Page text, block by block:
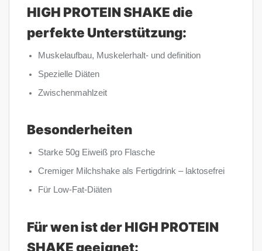
HIGH PROTEIN SHAKE die
perfekte Unterstützung:
Muskelaufbau, Muskelerhalt- und definition
Spezielle Diäten
Zwischenmahlzeit
Besonderheiten
Starke 50g Eiweiß pro Flasche
Cremiger Milchshake als Fertigdrink – laktosefrei
Für Low-Fat-Diäten
Für wen ist der HIGH PROTEIN
SHAKE geeignet: